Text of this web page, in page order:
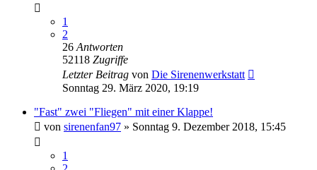
1
2
26 Antworten
52118 Zugriffe
Letzter Beitrag von Die Sirenenwerkstatt
Sonntag 29. März 2020, 19:19
"Fast" zwei "Fliegen" mit einer Klappe!
von sirenenfan97 » Sonntag 9. Dezember 2018, 15:45
1